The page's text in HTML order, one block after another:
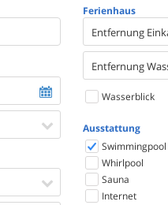
Ferienhaus
Entfernung
Entfernung
Wasserblick
Ausstattung
Swimmingpool
Whirlpool
Sauna
Internet